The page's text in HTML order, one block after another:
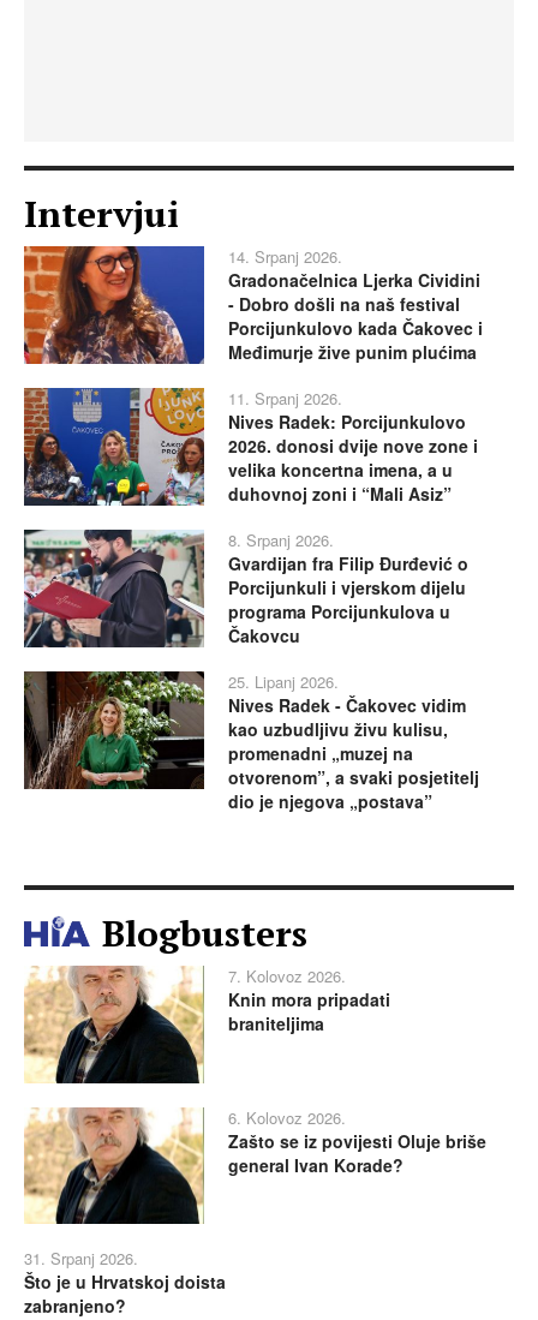
Intervjui
14. Srpanj 2026.
Gradonačelnica Ljerka Cividini
- Dobro došli na naš festival
Porcijunkulovo kada Čakovec i
Međimurje žive punim plućima
11. Srpanj 2026.
Nives Radek: Porcijunkulovo
2026. donosi dvije nove zone i
velika koncertna imena, a u
duhovnoj zoni i “Mali Asiz”
8. Srpanj 2026.
Gvardijan fra Filip Đurđević o
Porcijunkuli i vjerskom dijelu
programa Porcijunkulova u
Čakovcu
25. Lipanj 2026.
Nives Radek - Čakovec vidim
kao uzbudljivu živu kulisu,
promenadni „muzej na
otvorenom”, a svaki posjetitelj
dio je njegova „postava”
Blogbusters
7. Kolovoz 2026.
Knin mora pripadati
braniteljima
6. Kolovoz 2026.
Zašto se iz povijesti Oluje briše
general Ivan Korade?
31. Srpanj 2026.
Što je u Hrvatskoj doista
zabranjeno?